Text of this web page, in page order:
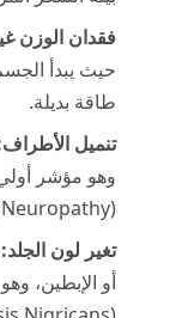
فقدان الوزن
حيث يبدأ
طاقة بديلة.
تنميل
وهو مؤشر
(Neuropathy).
تغير لون الجلد:
أو الإبطين،